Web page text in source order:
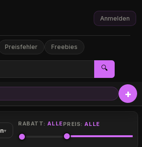
Preisfehler Freebies
🔍
Anmelden
▾
RABATT:ALLEPREIS:ALLE